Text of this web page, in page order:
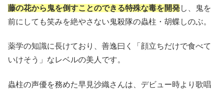
藤の花から鬼を倒すことのできる特殊な毒を開発し、鬼を
前にしても笑みを絶やさない鬼殺隊の蟲柱・胡蝶しのぶ。
薬学の知識に長けており、善逸曰く「顔立ちだけで食べて
いけそう」なレベルの美人です。
蟲柱の声優を務めた早見沙織さんは、デビュー時より歌唱